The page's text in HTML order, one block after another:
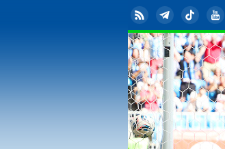
RSS TelegramTikTok